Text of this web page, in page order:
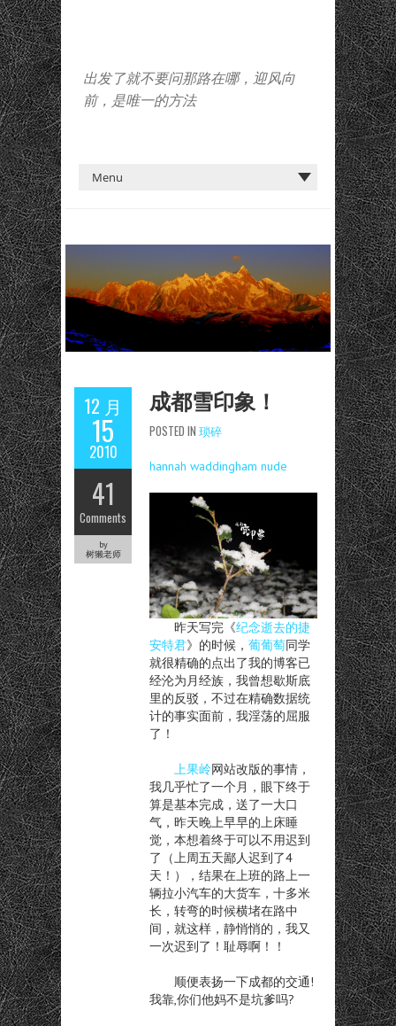
出发了就不要问那路在哪，迎风向
前，是唯一的方法
12 月
15
2010
41
Comments
by
树獭老师
成都雪印象！
POSTED IN 琐碎
hannah waddingham nude
昨天写完《纪念逝去的捷
安特君》的时候， 葡葡萄同学
就很精确的点出了我的博客已
经沦为月经族，我曾想歇斯底
里的反驳，不过在精确数据统
计的事实面前，我淫荡的屈服
了！
上果岭网站改版的事情，
我几乎忙了一个月，眼下终于
算是基本完成，送了一大口
气，昨天晚上早早的上床睡
觉，本想着终于可以不用迟到
了（上周五天鄙人迟到了4
天！），结果在上班的路上一
辆拉小汽车的大货车，十多米
长，转弯的时候横堵在路中
间，就这样，静悄悄的，我又
一次迟到了！耻辱啊！！
顺便表扬一下成都的交通!
我靠,你们他妈不是坑爹吗?